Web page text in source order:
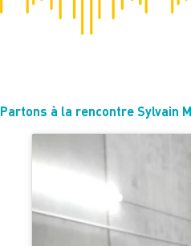
Partons à la rencontre Sylvain